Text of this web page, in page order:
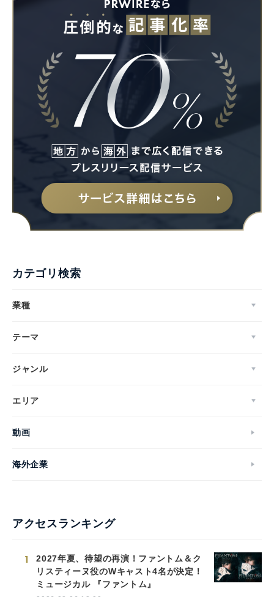
カテゴリ検索
業種
テーマ
ジャンル
エリア
動画
海外企業
アクセスランキング
1
2027年夏、待望の再演！ファントム＆ク
リスティーヌ役のWキャスト4名が決定！
ミュージカル 『ファントム』